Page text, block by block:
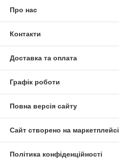
Про нас
Контакти
Доставка та оплата
Графік роботи
Повна версія сайту
Сайт створено на маркетплейсі
Політика конфіденційності